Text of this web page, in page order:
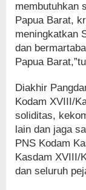
membutuhkan
Papua Barat,
meningkatkan
dan
Papua
Diakhir
Kodam XVIII/
soliditas,
lain dan jaga
PNS Kodam
Kasdam XVIII/
dan seluruh